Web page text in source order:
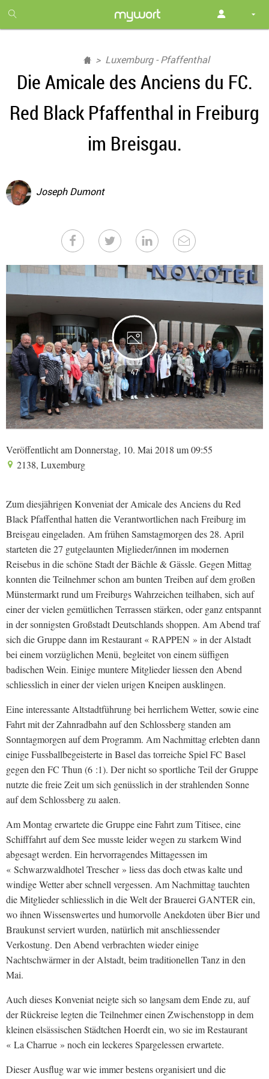
month
free
Luxemburg - Pfaffenthal
Die Amicale des Anciens du FC.
Red Black Pfaffenthal in Freiburg
im Breisgau.
Joseph Dumont
47
Veröffentlicht am Donnerstag, 10. Mai 2018 um 09:55
2138, Luxemburg
Zum diesjährigen Konveniat der Amicale des Anciens du Red
Black Pfaffenthal hatten die Verantwortlichen nach Freiburg im
Breisgau eingeladen. Am frühen Samstagmorgen des 28. April
starteten die 27 gutgelaunten Miglieder/innen im modernen
Reisebus in die schöne Stadt der Bächle & Gässle. Gegen Mittag
konnten die Teilnehmer schon am bunten Treiben auf dem großen
Münstermarkt rund um Freiburgs Wahrzeichen teilhaben, sich auf
einer der vielen gemütlichen Terrassen stärken, oder ganz entspannt
in der sonnigsten Großstadt Deutschlands shoppen. Am Abend traf
sich die Gruppe dann im Restaurant « RAPPEN » in der Alstadt
bei einem vorzüglichen Menü, begleitet von einem süffigen
badischen Wein. Einige muntere Mitglieder liessen den Abend
schliesslich in einer der vielen urigen Kneipen ausklingen.
Eine interessante Altstadtführung bei herrlichem Wetter, sowie eine
Fahrt mit der Zahnradbahn auf den Schlossberg standen am
Sonntagmorgen auf dem Programm. Am Nachmittag erlebten dann
einige Fussballbegeisterte in Basel das torreiche Spiel FC Basel
gegen den FC Thun (6 :1). Der nicht so sportliche Teil der Gruppe
nutzte die freie Zeit um sich genüsslich in der strahlenden Sonne
auf dem Schlossberg zu aalen.
Am Montag erwartete die Gruppe eine Fahrt zum Titisee, eine
Schifffahrt auf dem See musste leider wegen zu starkem Wind
abgesagt werden. Ein hervorragendes Mittagessen im
« Schwarzwaldhotel Trescher » liess das doch etwas kalte und
windige Wetter aber schnell vergessen. Am Nachmittag tauchten
die Mitglieder schliesslich in die Welt der Brauerei GANTER ein,
wo ihnen Wissenswertes und humorvolle Anekdoten über Bier und
Braukunst serviert wurden, natürlich mit anschliessender
Verkostung. Den Abend verbrachten wieder einige
Nachtschwärmer in der Alstadt, beim traditionellen Tanz in den
Mai.
Auch dieses Konveniat neigte sich so langsam dem Ende zu, auf
der Rückreise legten die Teilnehmer einen Zwischenstopp in dem
kleinen elsässischen Städtchen Hoerdt ein, wo sie im Restaurant
« La Charrue » noch ein leckeres Spargelessen erwartete.
Dieser Ausflug war wie immer bestens organisiert und die